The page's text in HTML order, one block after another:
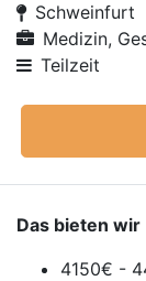
Schweinfurt
Medizin,
Teilzeit
Das bieten wir
4150€ -